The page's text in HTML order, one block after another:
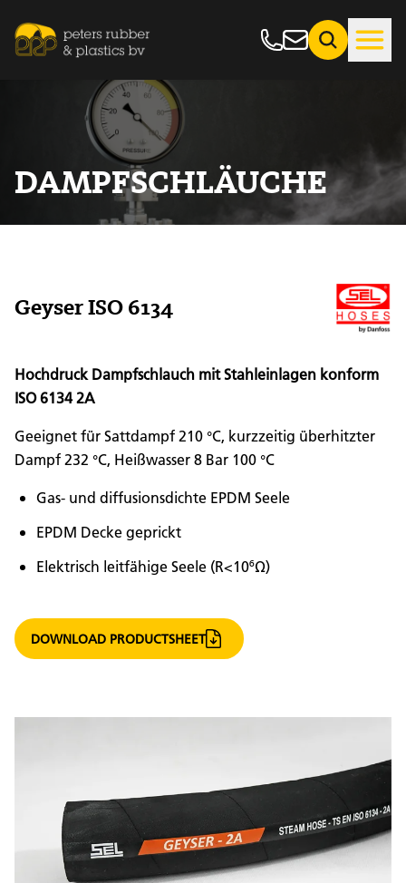
DAMPFSCHLÄUCHE
Geyser ISO 6134
Hochdruck Dampfschlauch mit Stahleinlagen konform
ISO 6134 2A
Geeignet für Sattdampf 210 °C, kurzzeitig überhitzter
Dampf 232 °C, Heißwasser 8 Bar 100 °C
Gas- und diffusionsdichte EPDM Seele
EPDM Decke geprickt
Elektrisch leitfähige Seele (R<10⁶Ω)
DOWNLOAD PRODUCTSHEET